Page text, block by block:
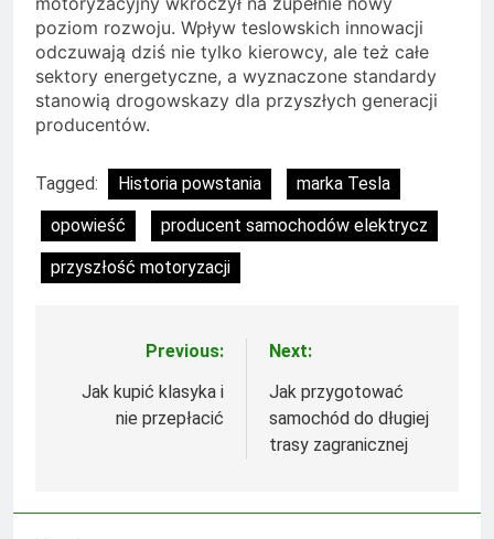
poziom rozwoju. Wpływ teslowskich innowacji
odczuwają dziś nie tylko kierowcy, ale też całe
sektory energetyczne, a wyznaczone standardy
stanowią drogowskazy dla przyszłych generacji
producentów.
Tagged: Historia powstania
marka Tesla
opowieść
producent samochodów elektrycz
przyszłość motoryzacji
Nawigacja
wpisu
Previous:
Jak kupić klasyka i
nie przepłacić
Next:
Jak przygotować
samochód do długiej
trasy zagranicznej